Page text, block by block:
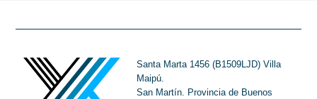
Santa Marta 1456 (B1509LJD) Villa
Maipú.
San Martín. Provincia de Buenos